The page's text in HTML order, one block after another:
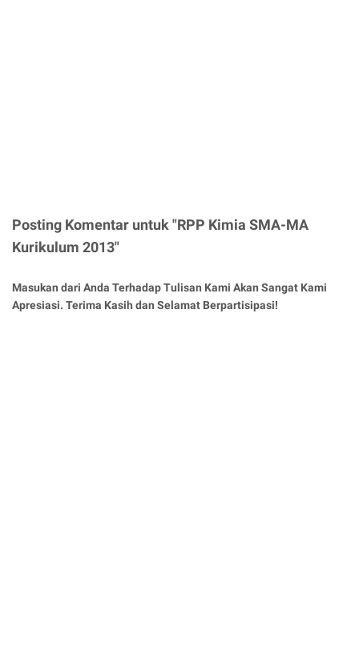
Posting Komentar untuk "RPP Kimia SMA-MA
Kurikulum 2013"
Masukan dari Anda Terhadap Tulisan Kami Akan Sangat Kami
Apresiasi. Terima Kasih dan Selamat Berpartisipasi!